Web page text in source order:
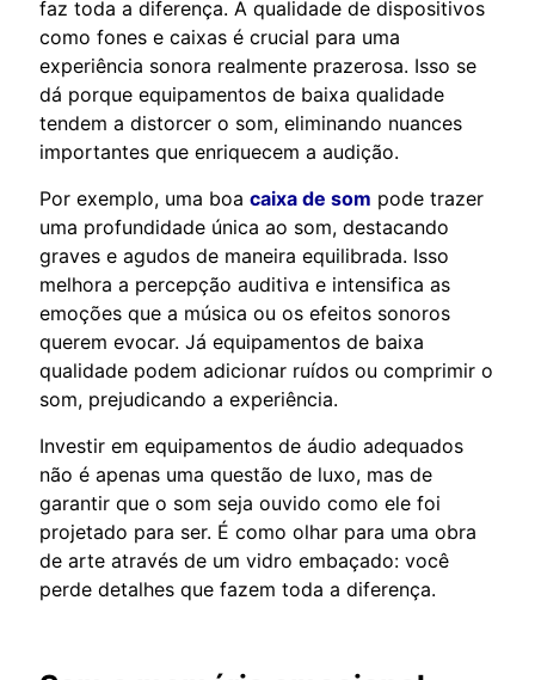
faz toda a diferença. A qualidade de dispositivos
como fones e caixas é crucial para uma
experiência sonora realmente prazerosa. Isso se
dá porque equipamentos de baixa qualidade
tendem a distorcer o som, eliminando nuances
importantes que enriquecem a audição.
Por exemplo, uma boa caixa de som pode trazer
uma profundidade única ao som, destacando
graves e agudos de maneira equilibrada. Isso
melhora a percepção auditiva e intensifica as
emoções que a música ou os efeitos sonoros
querem evocar. Já equipamentos de baixa
qualidade podem adicionar ruídos ou comprimir o
som, prejudicando a experiência.
Investir em equipamentos de áudio adequados
não é apenas uma questão de luxo, mas de
garantir que o som seja ouvido como ele foi
projetado para ser. É como olhar para uma obra
de arte através de um vidro embaçado: você
perde detalhes que fazem toda a diferença.